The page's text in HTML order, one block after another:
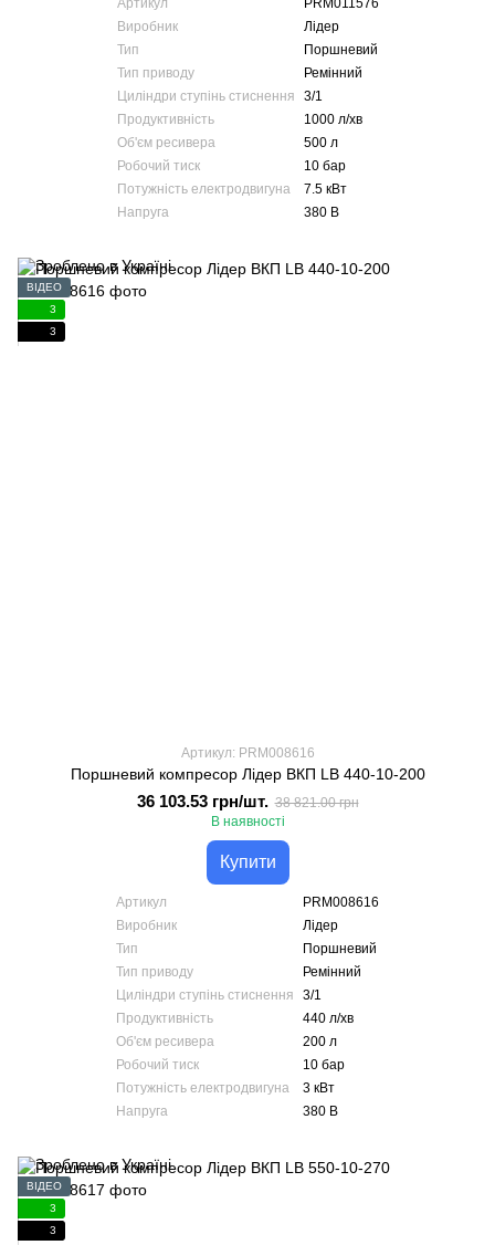
Артикул
PRM011576
Виробник
Лідер
Тип
Поршневий
Тип приводу
Ремінний
Циліндри ступінь стиснення
3/1
Продуктивність
1000 л/хв
Об'єм ресивера
500 л
Робочий тиск
10 бар
Потужність електродвигуна
7.5 кВт
Напруга
380 В
ВІДЕО
3
3
Артикул: PRM008616
Поршневий компресор Лідер ВКП LB 440-10-200
36 103.53 грн/шт. 38 821.00 грн
В наявності
Купити
Артикул
PRM008616
Виробник
Лідер
Тип
Поршневий
Тип приводу
Ремінний
Циліндри ступінь стиснення
3/1
Продуктивність
440 л/хв
Об'єм ресивера
200 л
Робочий тиск
10 бар
Потужність електродвигуна
3 кВт
Напруга
380 В
ВІДЕО
3
3